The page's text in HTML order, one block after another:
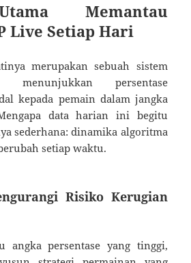
Memantau
Live Setiap Hari
merupakan sebuah sistem
menunjukkan persentase
kepada pemain dalam jangka
data harian ini begitu
sederhana: dinamika algoritma
setiap waktu.
Risiko Kerugian
angka persentase yang tinggi,